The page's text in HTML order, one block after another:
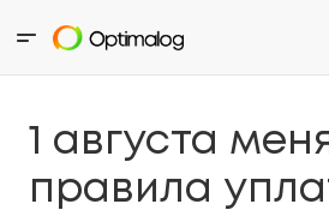
1 августа
правила